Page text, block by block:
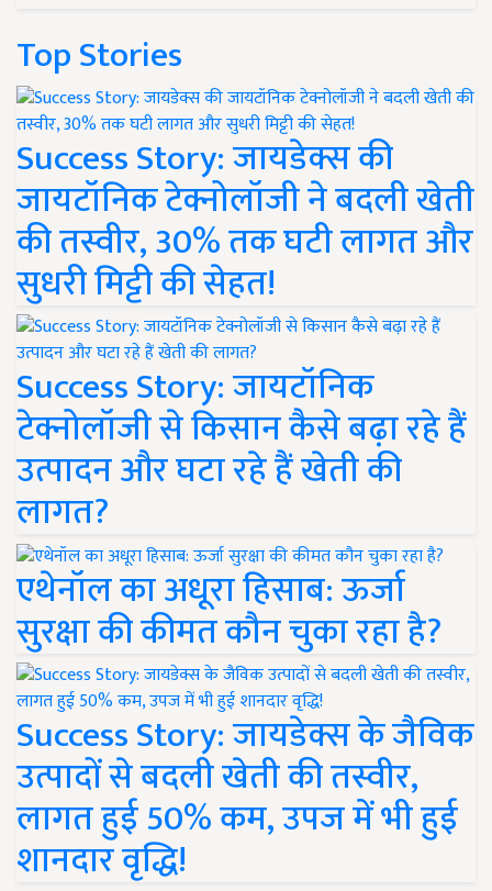
Top Stories
Success Story: जायडेक्स की
जायटॉनिक टेक्नोलॉजी ने बदली खेती
की तस्वीर, 30% तक घटी लागत और
सुधरी मिट्टी की सेहत!
Success Story: जायटॉनिक
टेक्नोलॉजी से किसान कैसे बढ़ा रहे हैं
उत्पादन और घटा रहे हैं खेती की
लागत?
एथेनॉल का अधूरा हिसाब: ऊर्जा
सुरक्षा की कीमत कौन चुका रहा है?
Success Story: जायडेक्स के जैविक
उत्पादों से बदली खेती की तस्वीर,
लागत हुई 50% कम, उपज में भी हुई
शानदार वृद्धि!